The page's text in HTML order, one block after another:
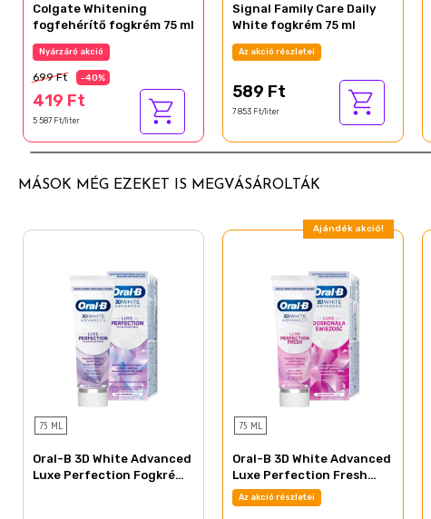
CI 74260
Citric Acid
Sodium Citrate
Potassium Sorbate
Methyl Salicylate
Menthol
Mentha Viridis Leaf Oil
Eugenia Caryophyllus Oil
Cinnamal
Carvone
Anethole
Colgate Whitening
fogfehérítő fogkrém 75 ml
Az akció részletei
699 Ft -40%
419 Ft
5 587 Ft/liter
Signal Family Care Daily
White fogkrém 75 ml
Az akció részletei
589 Ft
7 853 Ft/liter
MÁSOK MÉG EZEKET IS MEGVÁSÁROLTÁK
75 ML
Oral-B 3D White Advanced
Luxe Perfection Fogkrém,
Ajándék akció!
75 ML
Oral-B 3D White Advanced
Luxe Perfection Fresh
Fogkrém, Eukaliptusz és
Menta 75 ml
Az akció részletei